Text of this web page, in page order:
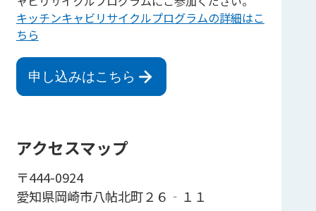
キッチンキャビリサイクルプログラムの詳細はこ
ちら
申し込みはこちら
アクセスマップ
〒444-0924
愛知県岡崎市八帖北町２６‐１１